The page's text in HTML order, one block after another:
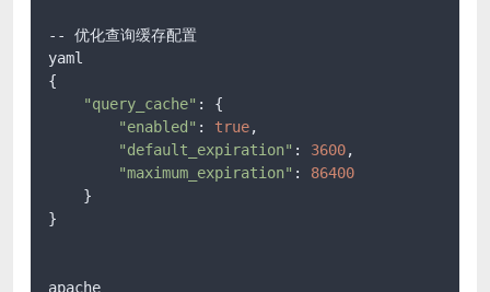
-- 优化查询缓存配置
yaml
{
"query_cache" : {
"enabled" : true,
"default_expiration" : 3600,
"maximum_expiration" : 86400
    }
}
apache